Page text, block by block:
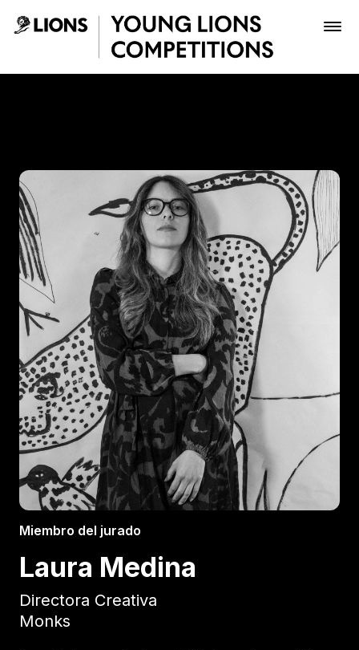
Saltar al contenido principal
Inscribir
Boletería
Miembro del jurado
Laura Medina
Directora Creativa
Monks